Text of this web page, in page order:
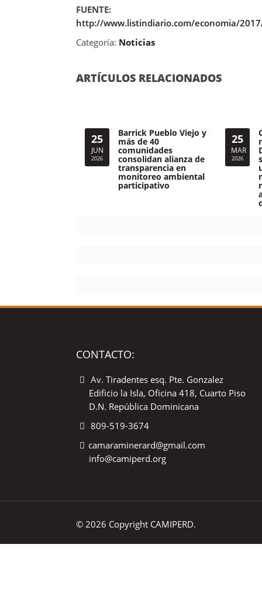
FUENTE:
http://www.listindiario.com/economia/
Categoría: Noticias
ARTÍCULOS RELACIONADOS
25
JUN
2026
Barrick Pueblo Viejo y
más de 40
comunidades
consolidan alianza de
transparencia en
monitoreo ambiental
participativo
25
MAR
2026
CONTACTO:
Av. Tiradentes esq. Pte. Gonzalez
Edificio la Isla, Oficina 418, Cuarto Piso
D.N. República Dominicana
809-519-3674
camaraminerard@gmail.com
info@camiperd.org
© 2026 Copyright CAMIPERD.